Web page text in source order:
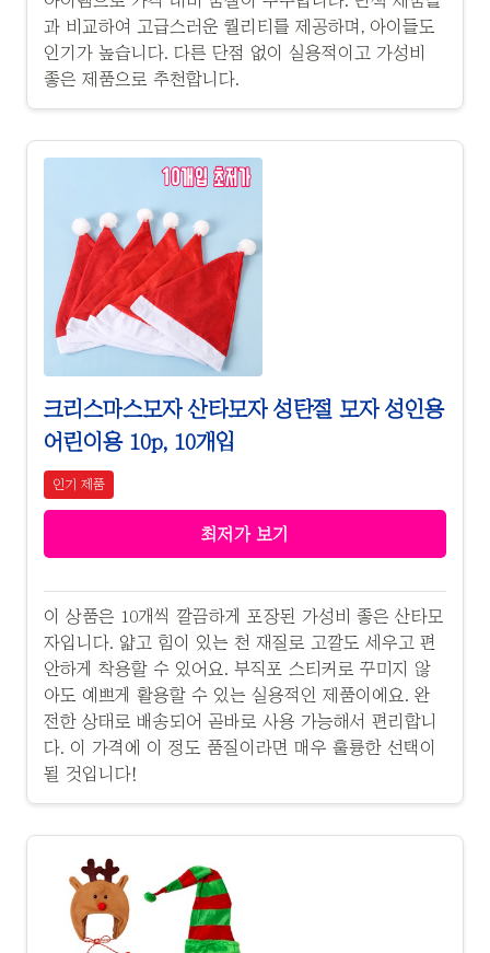
과 비교하여 고급스러운 퀄리티를 제공하며, 아이들도
인기가 높습니다. 다른 단점 없이 실용적이고 가성비
좋은 제품으로 추천합니다.
크리스마스모자 산타모자 성탄절 모자 성인용
어린이용 10p, 10개입
인기 제품
최저가 보기
이 상품은 10개씩 깔끔하게 포장된 가성비 좋은 산타모
자입니다. 얇고 힘이 있는 천 재질로 고깔도 세우고 편
안하게 착용할 수 있어요. 부직포 스티커로 꾸미지 않
아도 예쁘게 활용할 수 있는 실용적인 제품이에요. 완
전한 상태로 배송되어 곧바로 사용 가능해서 편리합니
다. 이 가격에 이 정도 품질이라면 매우 훌륭한 선택이
될 것입니다!